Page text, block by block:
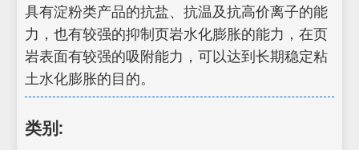
具有淀粉类产品的抗盐、抗温及抗高价离子的能
力，也有较强的抑制页岩水化膨胀的能力，在页
岩表面有较强的吸附能力，可以达到长期稳定粘
土水化膨胀的目的。
类别: